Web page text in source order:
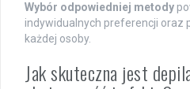
Wybór odpowiedniej metody
indywidualnych preferencji oraz
każdej osoby.
Jak skuteczna jest